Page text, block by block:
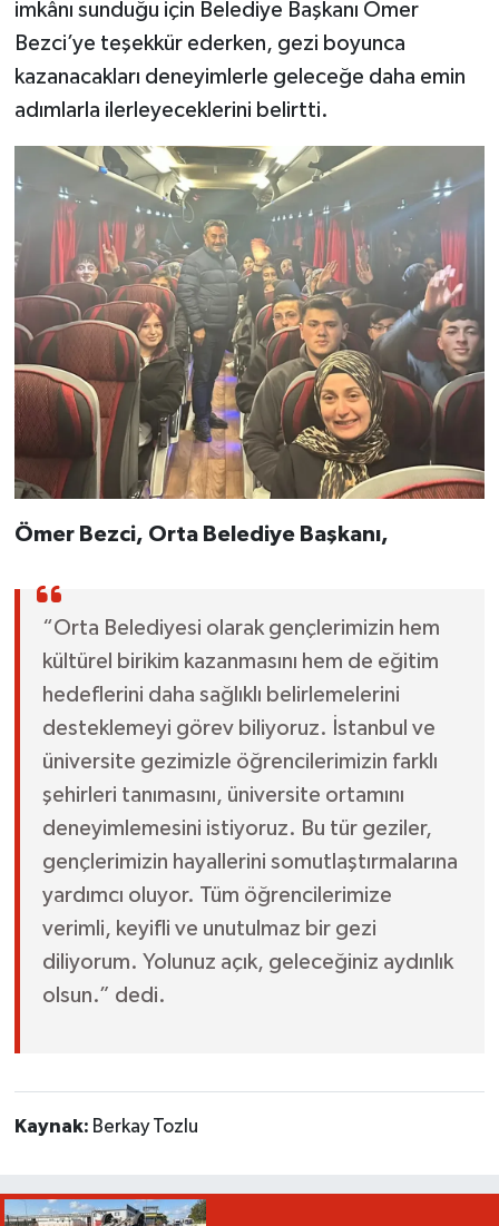
imkânı sunduğu için Belediye Başkanı Ömer
Bezci’ye teşekkür ederken, gezi boyunca
kazanacakları deneyimlerle geleceğe daha emin
adımlarla ilerleyeceklerini belirtti.
Ömer Bezci, Orta Belediye Başkanı,
“Orta Belediyesi olarak gençlerimizin hem
kültürel birikim kazanmasını hem de eğitim
hedeflerini daha sağlıklı belirlemelerini
desteklemeyi görev biliyoruz. İstanbul ve
üniversite gezimizle öğrencilerimizin farklı
şehirleri tanımasını, üniversite ortamını
deneyimlemesini istiyoruz. Bu tür geziler,
gençlerimizin hayallerini somutlaştırmalarına
yardımcı oluyor. Tüm öğrencilerimize
verimli, keyifli ve unutulmaz bir gezi
diliyorum. Yolunuz açık, geleceğiniz aydınlık
olsun.” dedi.
Kaynak: Berkay Tozlu